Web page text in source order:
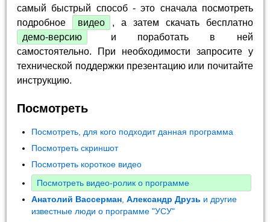
самый быстрый способ - это сначала посмотреть
подробное
видео
, а затем скачать бесплатно
демо-версию
и поработать в ней
самостоятельно. При необходимости запросите у
технической поддержки презентацию или почитайте
инструкцию.
Посмотреть
Посмотреть, для кого подходит данная программа
Посмотреть скриншот
Посмотреть короткое видео
Посмотреть видео-ролик о программе
Анатолий Вассерман ,Александр Друзь и другие
известные люди о программе "УСУ"